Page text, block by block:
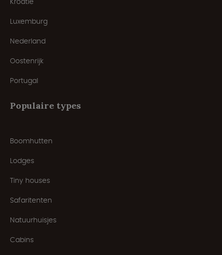
Luxemburg
Nederland
Oostenrijk
Portugal
Populaire types
Boomhutten
Lodges
Tiny houses
Safaritenten
Natuurhuisjes
Cabins